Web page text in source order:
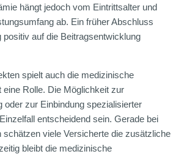
hängt jedoch vom Eintrittsalter und
ab. Ein früher Abschluss
positiv auf die Beitragsentwicklung
spielt auch die medizinische
eine Rolle. Die Möglichkeit zur
oder zur Einbindung spezialisierter
entscheidend sein. Gerade bei
schätzen viele Versicherte die zusätzliche
bleibt die medizinische